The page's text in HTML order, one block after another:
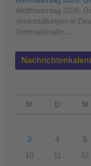
Weltfrauentag 2026:
Veranstaltungen in
(Internationaler…
M D M
3
4 5
10
11 12